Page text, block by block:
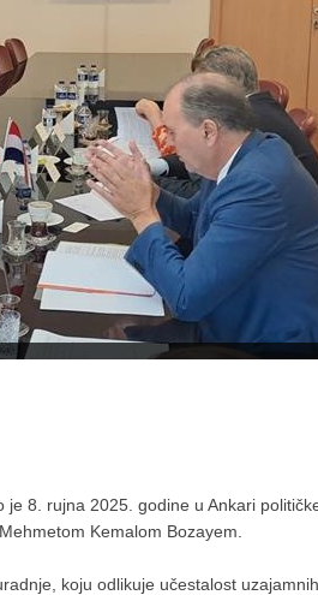
8. rujna 2025. godine u Ankari
Kemalom Bozayem.
koju odlikuje učestalost